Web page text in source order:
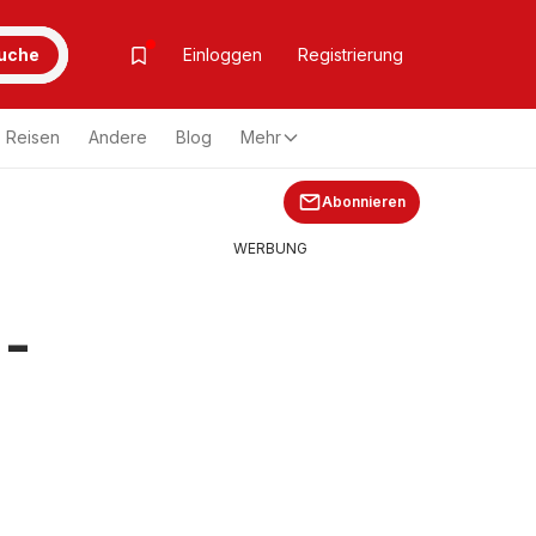
Einloggen Registrierung
Reisen Andere Blog Mehr
Abonnieren
WERBUNG